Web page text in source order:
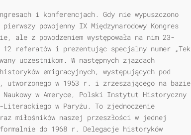
i konferencjach. Gdy nie wypuszczono
powojenny IX Międzynarodowy Kongres
z powodzeniem występowała na nim 23-
12 referatów i prezentując specjalny numer „Tek
uczestnikom. W następnych zjazdach
emigracyjnych, występujących pod
utworzonego w 1953 r. i zrzeszającego na bazie
w Ameryce, Polski Instytut Historyczny
Literackiego w Paryżu. To zjednoczenie
miłośników naszej przeszłości w jednej
do 1968 r. Delegacje historyków